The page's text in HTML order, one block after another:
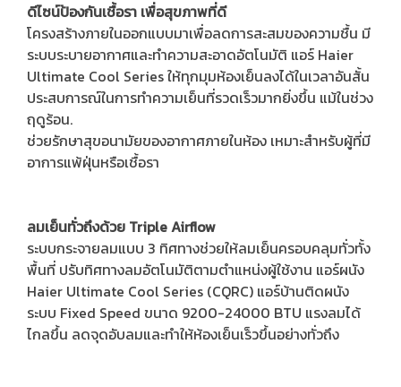
ดีไซน์ป้องกันเชื้อรา เพื่อสุขภาพที่ดี
โครงสร้างภายในออกแบบมาเพื่อลดการสะสมของความชื้น มี
ระบบระบายอากาศและทำความสะอาดอัตโนมัติ แอร์ Haier
Ultimate Cool Series ให้ทุกมุมห้องเย็นลงได้ในเวลาอันสั้น
ประสบการณ์ในการทำความเย็นที่รวดเร็วมากยิ่งขึ้น แม้ในช่วง
ฤดูร้อน.
ช่วยรักษาสุขอนามัยของอากาศภายในห้อง เหมาะสำหรับผู้ที่มี
อาการแพ้ฝุ่นหรือเชื้อรา
ลมเย็นทั่วถึงด้วย Triple Airflow
ระบบกระจายลมแบบ 3 ทิศทางช่วยให้ลมเย็นครอบคลุมทั่วทั้ง
พื้นที่ ปรับทิศทางลมอัตโนมัติตามตำแหน่งผู้ใช้งาน แอร์ผนัง
Haier Ultimate Cool Series (CQRC) แอร์บ้านติดผนัง
ระบบ Fixed Speed ขนาด 9200-24000 BTU แรงลมได้
ไกลขึ้น ลดจุดอับลมและทำให้ห้องเย็นเร็วขึ้นอย่างทั่วถึง